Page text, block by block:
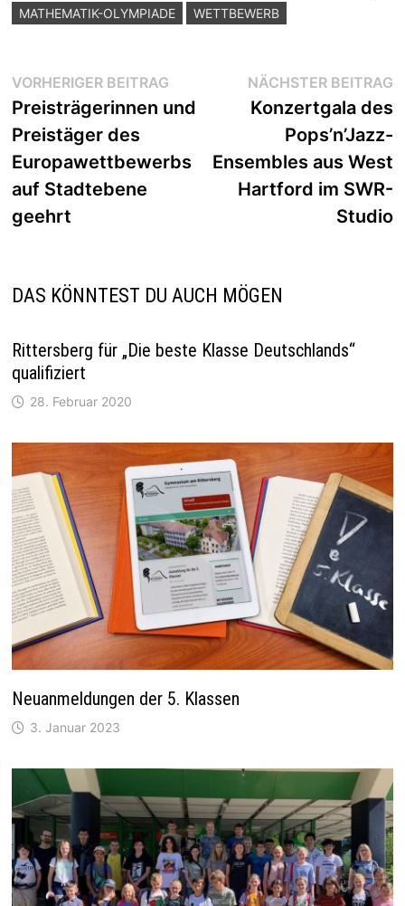
MATHEMATIK-OLYMPIADE
WETTBEWERB
Beitragsnavigation
VORHERIGER BEITRAG Vorheriger
Beitrag:
Preisträgerinnen und
Preistäger des
Europawettbewerbs
auf Stadtebene
geehrt
NÄCHSTER BEITRAG
Konzertgala des
Pops’n’Jazz-
Ensembles aus West
Hartford im SWR-
Studio
DAS KÖNNTEST DU AUCH MÖGEN
Rittersberg für „Die beste Klasse Deutschlands“
qualifiziert
28. Februar 2020
Neuanmeldungen der 5. Klassen
3. Januar 2023